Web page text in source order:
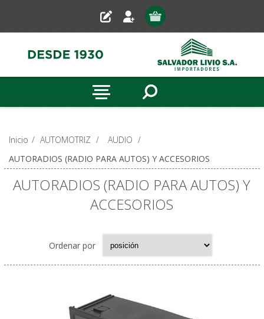
Inicio / AUTOMOTRIZ / AUDIO /
AUTORADIOS (RADIO PARA AUTOS) Y ACCESORIOS
AUTORADIOS (RADIO PARA AUTOS) Y
ACCESORIOS
Ordenar por